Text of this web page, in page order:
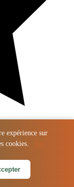
expérience sur
cookies.